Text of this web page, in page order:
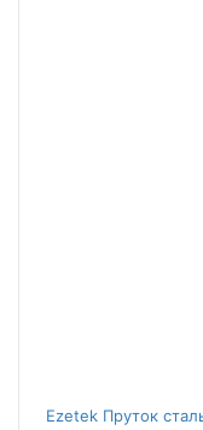
Ezetek Пруток